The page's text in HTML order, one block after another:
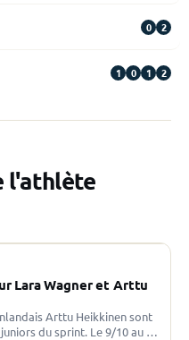
0 2
1 0 1 2
l'athlète
Lara Wagner et Arttu
Arttu Heikkinen sont
du sprint. Le 9/10 au tir